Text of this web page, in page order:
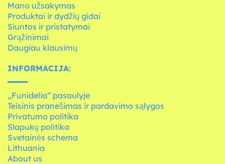
Mano užsakymas
Produktai ir dydžių gidai
Siuntos ir pristatymai
Grąžinimai
Daugiau klausimų
INFORMACIJA:
„Funidelia“ pasaulyje
Teisinis pranešimas ir pardavimo sąlygos
Privatumo politika
Slapukų politika
Svetainės schema
Lithuania
About us